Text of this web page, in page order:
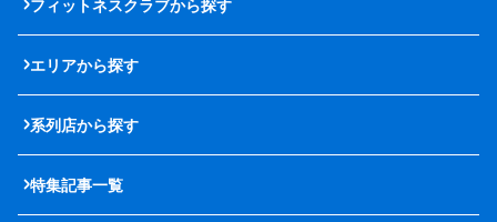
フィットネスクラブから探す
エリアから探す
系列店から探す
特集記事一覧